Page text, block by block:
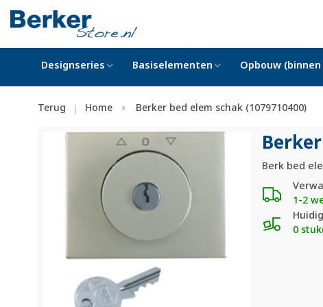
Designseries Basiselementen Opbouw
Terug | Home Berker bed elem schak (1079710400)
Berk bed
1-2
0